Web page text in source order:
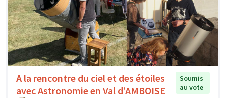
A la rencontre du ciel et des étoiles
avec Astronomie en Val d’AMBOISE
Soumis
au vote